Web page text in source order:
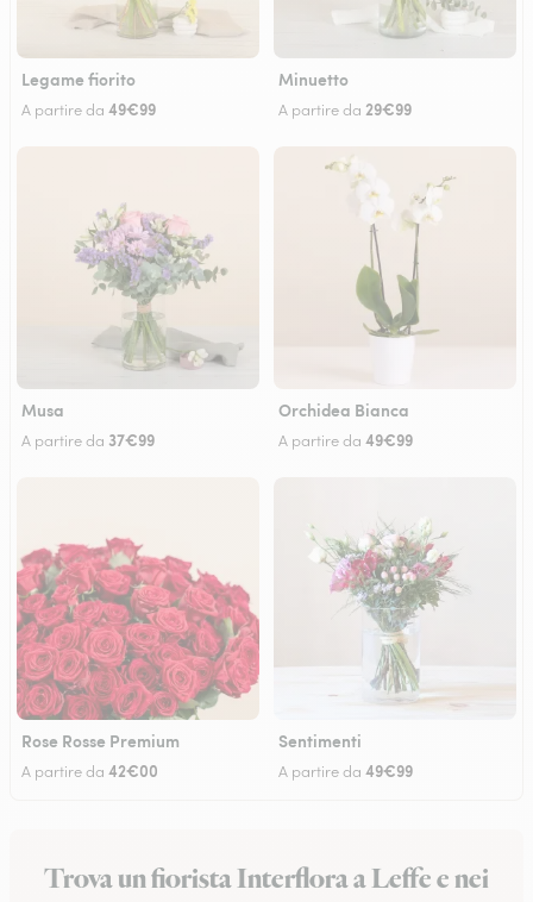
Legame fiorito
A partire da 49€99
Minuetto
A partire da 29€99
Musa
A partire da 37€99
Orchidea Bianca
A partire da 49€99
Rose Rosse Premium
A partire da 42€00
Sentimenti
A partire da 49€99
Trova un fiorista Interflora a Leffe e nei